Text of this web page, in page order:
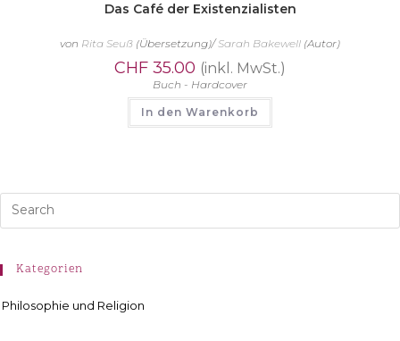
Das Café der Existenzialisten
von Rita Seuß (Übersetzung)/Sarah Bakewell (Autor)
CHF 35.00 (inkl. MwSt.)
Buch - Hardcover
In den Warenkorb
Kategorien
Philosophie und Religion